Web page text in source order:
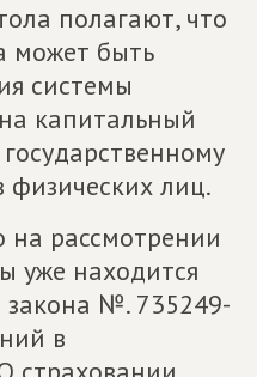
полагают, что
может быть
системы
капитальный
физических лиц.
на рассмотрении
уже находится
закона №. 735249-
в